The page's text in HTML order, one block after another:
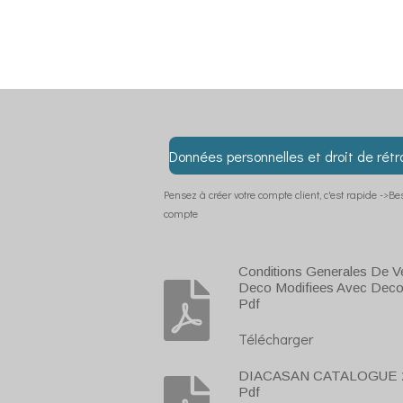
Données personnelles et droit de
Pensez à créer votre compte client, c'est rapide -
compte
Conditions Generales De
Deco Modifiees Avec
Pdf
Télécharger
DIACASAN CATALOGUE
Pdf